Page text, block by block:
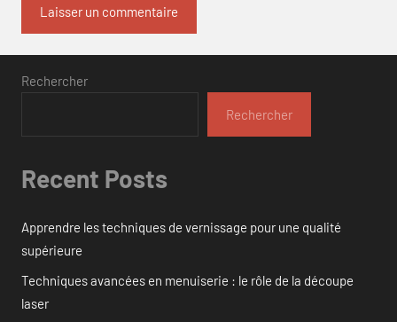
Rechercher
Rechercher
Recent Posts
Apprendre les techniques de vernissage pour une qualité
supérieure
Techniques avancées en menuiserie : le rôle de la découpe
laser